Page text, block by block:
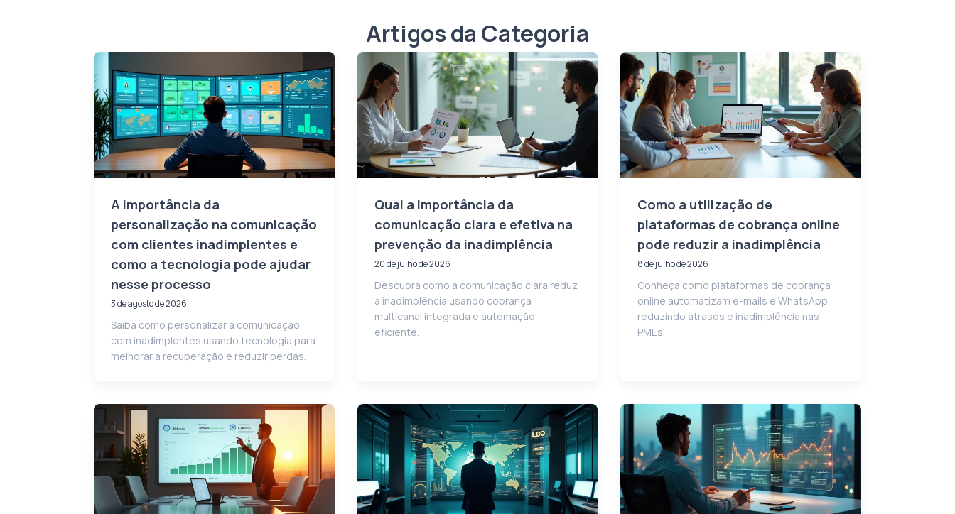
Artigos da Categoria
A importância da
personalização na comunicação
com clientes inadimplentes e
como a tecnologia pode ajudar
nesse processo
3 de agosto de 2026
Saiba como personalizar a comunicação
com inadimplentes usando tecnologia para
melhorar a recuperação e reduzir perdas.
Qual a importância da
comunicação clara e efetiva na
prevenção da inadimplência
20 de julho de 2026
Descubra como a comunicação clara reduz
a inadimplência usando cobrança
multicanal integrada e automação
eficiente.
Como a utilização de
plataformas de cobrança online
pode reduzir a inadimplência
8 de julho de 2026
Conheça como plataformas de cobrança
online automatizam e-mails e WhatsApp,
reduzindo atrasos e inadimplência nas
PMEs.